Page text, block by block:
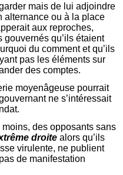
mais de lui adjoindre
alternance ou à la place
aux reproches,
qu’ils étaient
du comment et qu’ils
pas les éléments sur
des comptes.
moyenâgeuse pourrait
ne s’intéressait
des opposants sans
droitealors qu’ils
virulente, ne publient
de manifestation